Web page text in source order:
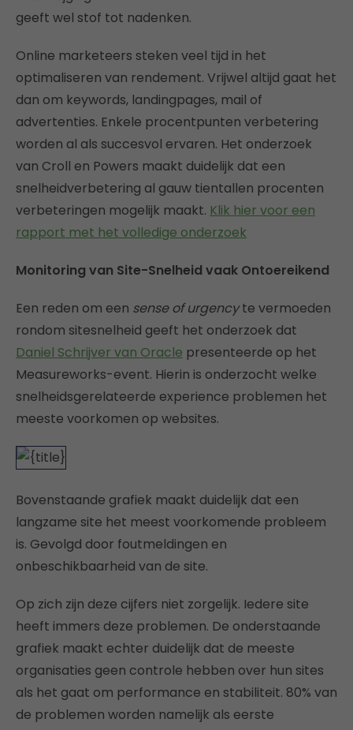
geeft wel stof tot nadenken.
Online marketeers steken veel tijd in het
optimaliseren van rendement. Vrijwel altijd gaat het
dan om keywords, landingpages, mail of
advertenties. Enkele procentpunten verbetering
worden al als succesvol ervaren. Het onderzoek
van Croll en Powers maakt duidelijk dat een
snelheidverbetering al gauw tientallen procenten
verbeteringen mogelijk maakt. Klik hier voor een
rapport met het volledige onderzoek
Monitoring van Site-Snelheid vaak Ontoereikend
Een reden om een sense of urgencyte vermoeden
rondom sitesnelheid geeft het onderzoek dat
Daniel Schrijver van Oracle presenteerde op het
Measureworks-event. Hierin is onderzocht welke
snelheidsgerelateerde experience problemen het
meeste voorkomen op websites.
Bovenstaande grafiek maakt duidelijk dat een
langzame site het meest voorkomende probleem
is. Gevolgd door foutmeldingen en
onbeschikbaarheid van de site.
Op zich zijn deze cijfers niet zorgelijk. Iedere site
heeft immers deze problemen. De onderstaande
grafiek maakt echter duidelijk dat de meeste
organisaties geen controle hebben over hun sites
als het gaat om performance en stabiliteit. 80% van
de problemen worden namelijk als eerste